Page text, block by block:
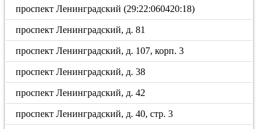
проспект Ленинградский (29:22:060420:18)
проспект Ленинградский, д. 81
проспект Ленинградский, д. 107, корп. 3
проспект Ленинградский, д. 38
проспект Ленинградский, д. 42
проспект Ленинградский, д. 40, стр. 3